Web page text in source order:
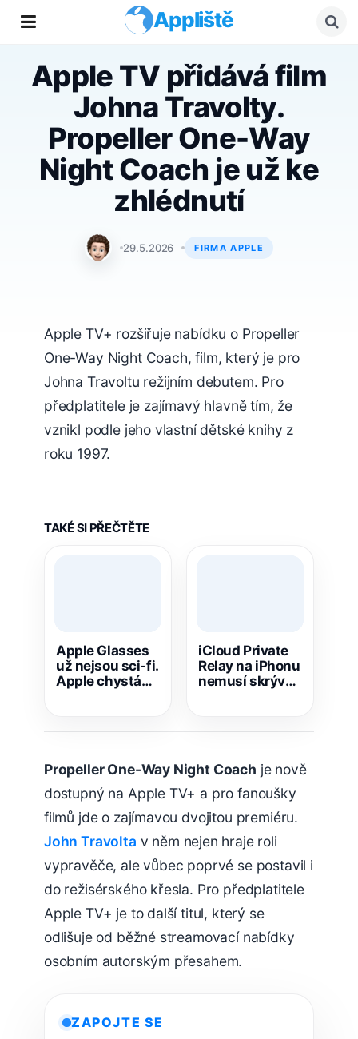
Appliště
Apple TV přidává film
Johna Travolty.
Propeller One-Way
Night Coach je už ke
zhlédnutí
Matyáš Kozák
29.5.2026 FIRMA APPLE
Apple TV+ rozšiřuje nabídku o Propeller
One-Way Night Coach, film, který je pro
Johna Travoltu režijním debutem. Pro
předplatitele je zajímavý hlavně tím, že
vznikl podle jeho vlastní dětské knihy z
roku 1997.
TAKÉ SI PŘEČTĚTE
Apple Glasses
už nejsou sci-fi.
Apple chystá
iCloud Private
Relay na iPhonu
nemusí skrývat
Propeller One-Way Night Coach je nově
dostupný na Apple TV+ a pro fanoušky
filmů jde o zajímavou dvojitou premiéru.
John Travolta v něm nejen hraje roli
vypravěče, ale vůbec poprvé se postavil i
do režisérského křesla. Pro předplatitele
Apple TV+ je to další titul, který se
odlišuje od běžné streamovací nabídky
osobním autorským přesahem.
ZAPOJTE SE